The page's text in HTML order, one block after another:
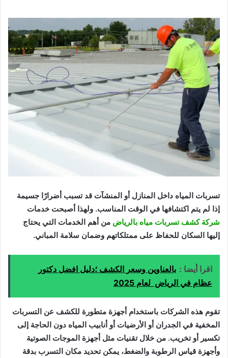
تسربات المياه داخل المنازل أو المنشآت قد تسبب أضرارًا جسيمة
إذا لم يتم اكتشافها في الوقت المناسب. ولهذا أصبحت خدمات
شركة كشف تسربات مياه بالرياض من أهم الخدمات التي يحتاج
إليها السكان للحفاظ على ممتلكاتهم وضمان سلامة المباني.
اقرا أيضا : بالعناوين وسعر الكشف ؛دليل افضل دكتور
عظام في الرياض لعام 2025
تقوم هذه الشركات باستخدام أجهزة متطورة للكشف عن التسربات
المخفية في الجدران أو الأرضيات أو أنابيب المياه دون الحاجة إلى
تكسير أو تخريب. من خلال تقنيات مثل أجهزة الموجات الصوتية
وأجهزة قياس الرطوبة والضغط، يمكن تحديد مكان التسرب بدقة